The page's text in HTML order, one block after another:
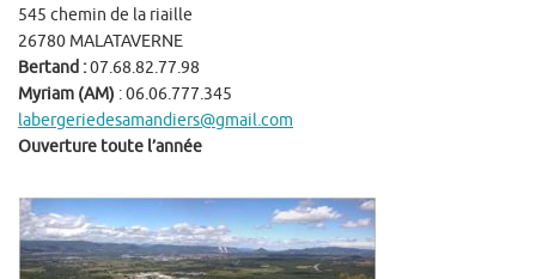
545 chemin de la riaille
26780 MALATAVERNE
Bertand :07.68.82.77.98
Myriam (AM) : 06.06.777.345
labergeriedesamandiers@gmail.com
Ouverture toute l’année